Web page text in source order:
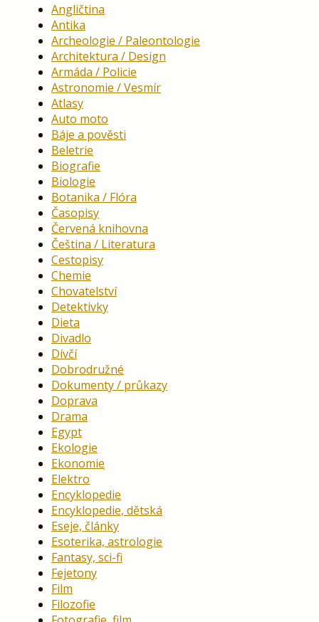
Angličtina
Antika
Archeologie / Paleontologie
Architektura / Design
Armáda / Policie
Astronomie / Vesmír
Atlasy
Auto moto
Báje a pověsti
Beletrie
Biografie
Biologie
Botanika / Flóra
Časopisy
Červená knihovna
Čeština / Literatura
Cestopisy
Chemie
Chovatelství
Detektivky
Dieta
Divadlo
Dívčí
Dobrodružné
Dokumenty / průkazy
Doprava
Drama
Egypt
Ekologie
Ekonomie
Elektro
Encyklopedie
Encyklopedie, dětská
Eseje, články
Esoterika, astrologie
Fantasy, sci-fi
Fejetony
Film
Filozofie